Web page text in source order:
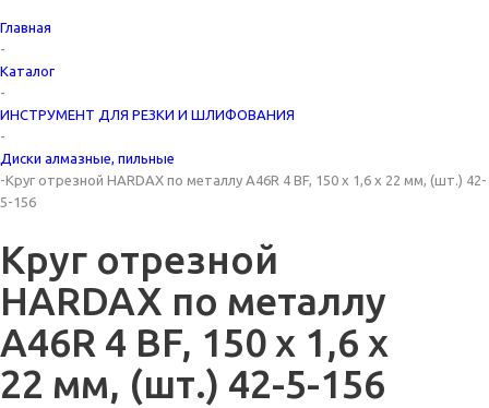
Главная
-
Каталог
-
ИНСТРУМЕНТ ДЛЯ РЕЗКИ И ШЛИФОВАНИЯ
-
Диски алмазные, пильные
-Круг отрезной HARDAX по металлу A46R 4 BF, 150 х 1,6 х 22 мм, (шт.) 42-
5-156
Круг отрезной
HARDAX по металлу
A46R 4 BF, 150 х 1,6 х
22 мм, (шт.) 42-5-156